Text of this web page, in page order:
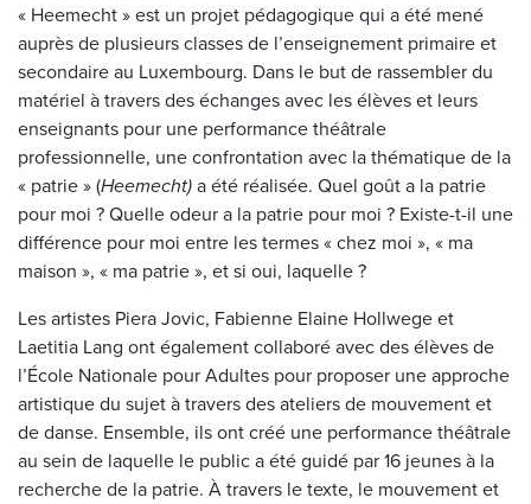
« Heemecht » est un projet pédagogique qui a été mené
auprès de plusieurs classes de l’enseignement primaire et
secondaire au Luxembourg. Dans le but de rassembler du
matériel à travers des échanges avec les élèves et leurs
enseignants pour une performance théâtrale
professionnelle, une confrontation avec la thématique de la
« patrie » (Heemecht) a été réalisée. Quel goût a la patrie
pour moi ? Quelle odeur a la patrie pour moi ? Existe-t-il une
différence pour moi entre les termes « chez moi », « ma
maison », « ma patrie », et si oui, laquelle ?
Les artistes Piera Jovic, Fabienne Elaine Hollwege et
Laetitia Lang ont également collaboré avec des élèves de
l’École Nationale pour Adultes pour proposer une approche
artistique du sujet à travers des ateliers de mouvement et
de danse. Ensemble, ils ont créé une performance théâtrale
au sein de laquelle le public a été guidé par 16 jeunes à la
recherche de la patrie. À travers le texte, le mouvement et